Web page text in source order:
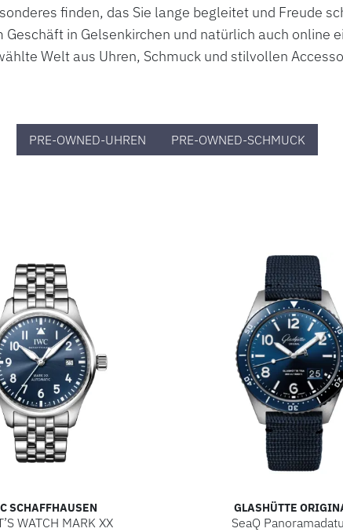
finden, das Sie lange begleitet und Freude
Geschäft in Gelsenkirchen und natürlich auch online
Welt aus Uhren, Schmuck und stilvollen
PRE-OWNED-UHREN PRE-OWNED-SCHMUCK
SCHAFFHAUSEN
WATCH MARK XX
GLASHÜTTE
SeaQ